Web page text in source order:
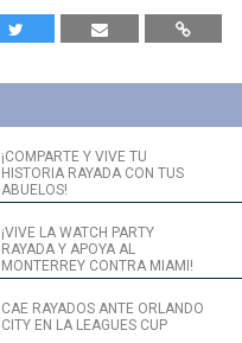
¡COMPARTE Y VIVE TU
HISTORIA RAYADA CON TUS
ABUELOS!
¡VIVE LA WATCH PARTY
RAYADA Y APOYA AL
MONTERREY CONTRA MIAMI!
CAE RAYADOS ANTE ORLANDO
CITY EN LA LEAGUES CUP